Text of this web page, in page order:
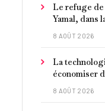
Le refuge de
Yamal, dans
pour vivre
8 AOÛT 2026
La
économiser
8 AOÛT 2026